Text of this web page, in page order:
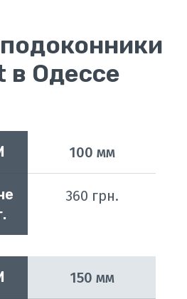
в Одессе
100 мм
360 грн.
150 мм